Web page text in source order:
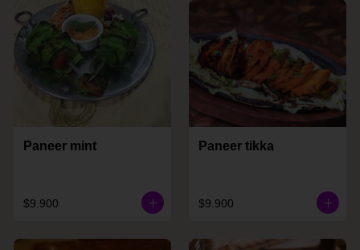
Paneer mint
$9.900
Paneer tikka
$9.900